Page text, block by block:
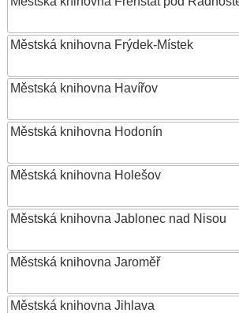
Městská knihovna Frýdek-Místek
Městská knihovna Havířov
Městská knihovna Hodonín
Městská knihovna Holešov
Městská knihovna Jablonec nad Nisou
Městská knihovna Jaroměř
Městská knihovna Jihlava